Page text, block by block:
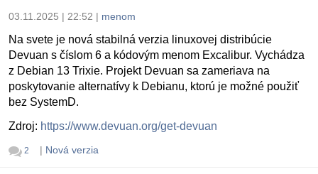
03.11.2025 | 22:52 | menom
Na svete je nová stabilná verzia linuxovej distribúcie
Devuan s číslom 6 a kódovým menom Excalibur. Vychádza
z Debian 13 Trixie. Projekt Devuan sa zameriava na
poskytovanie alternatívy k Debianu, ktorú je možné použiť
bez SystemD.
Zdroj: https://www.devuan.org/get-devuan
2 | Nová verzia